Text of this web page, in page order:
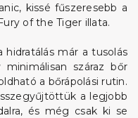
kissé fűszeresebb a
of the Tiger illata.
már a tusolás
száraz bőr
a bőrápolási rutin.
a legjobb
és még csak ki se